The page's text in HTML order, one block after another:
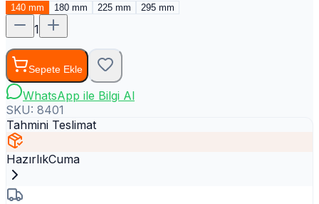
140 mm 180 mm 225 mm 295 mm
1
Sepete Ekle
WhatsApp ile Bilgi Al
SKU: 8401
Tahmini Teslimat
HazırlıkCuma